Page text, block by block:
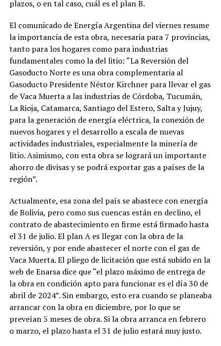
plazos, o en tal caso, cuál es el plan B.
El comunicado de Energía Argentina del viernes resume
la importancia de esta obra, necesaria para 7 provincias,
tanto para los hogares como para industrias
fundamentales como la del litio: “La Reversión del
Gasoducto Norte es una obra complementaria al
Gasoducto Presidente Néstor Kirchner para llevar el gas
de Vaca Muerta a las industrias de Córdoba, Tucumán,
La Rioja, Catamarca, Santiago del Estero, Salta y Jujuy,
para la generación de energía eléctrica, la conexión de
nuevos hogares y el desarrollo a escala de nuevas
actividades industriales, especialmente la minería de
litio. Asimismo, con esta obra se logrará un importante
ahorro de divisas y se podrá exportar gas a países de la
región”.
Actualmente, esa zona del país se abastece con energía
de Bolivia, pero como sus cuencas están en declino, el
contrato de abastecimiento en firme está firmado hasta
el 31 de julio. El plan A es llegar con la obra de la
reversión, y por ende abastecer el norte con el gas de
Vaca Muerta. El pliego de licitación que está subido en la
web de Enarsa dice que “el plazo máximo de entrega de
la obra en condición apto para funcionar es el día 30 de
abril de 2024”. Sin embargo, esto era cuando se planeaba
arrancar con la obra en diciembre, por lo que se
preveían 5 meses de obra. Si la obra arranca en febrero
o marzo, el plazo hasta el 31 de julio estará muy justo.